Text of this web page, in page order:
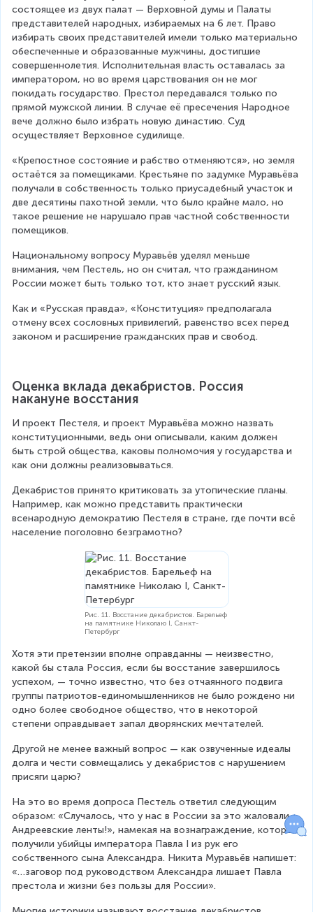
состоящее из двух палат — Верховной думы и Палаты
представителей народных, избираемых на 6 лет. Право
избирать своих представителей имели только материально
обеспеченные и образованные мужчины, достигшие
совершеннолетия. Исполнительная власть оставалась за
императором, но во время царствования он не мог
покидать государство. Престол передавался только по
прямой мужской линии. В случае её пресечения Народное
вече должно было избрать новую династию. Суд
осуществляет Верховное судилище.
«Крепостное состояние и рабство отменяются», но земля
остаётся за помещиками. Крестьяне по задумке Муравьёва
получали в собственность только приусадебный участок и
две десятины пахотной земли, что было крайне мало, но
такое решение не нарушало прав частной собственности
помещиков.
Национальному вопросу Муравьёв уделял меньше
внимания, чем Пестель, но он считал, что гражданином
России может быть только тот, кто знает русский язык.
Как и «Русская правда», «Конституция» предполагала
отмену всех сословных привилегий, равенство всех перед
законом и расширение гражданских прав и свобод.
Оценка вклада декабристов. Россия
накануне восстания
И проект Пестеля, и проект Муравьёва можно назвать
конституционными, ведь они описывали, каким должен
быть строй общества, каковы полномочия у государства и
как они должны реализовываться.
Декабристов принято критиковать за утопические планы.
Например, как можно представить практически
всенародную демократию Пестеля в стране, где почти всё
население поголовно безграмотно?
Рис. 11. Восстание декабристов. Барельеф
на памятнике Николаю I, Санкт-
Петербург
Хотя эти претензии вполне оправданны — неизвестно,
какой бы стала Россия, если бы восстание завершилось
успехом, — точно известно, что без отчаянного подвига
группы патриотов-единомышленников не было рождено ни
одно более свободное общество, что в некоторой
степени оправдывает запал дворянских мечтателей.
Другой не менее важный вопрос — как озвученные идеалы
долга и чести совмещались у декабристов с нарушением
присяги царю?
На это во время допроса Пестель ответил следующим
образом: «Случалось, что у нас в России за это жаловали
Андреевские ленты!», намекая на вознаграждение, которое
получили убийцы императора Павла I из рук его
собственного сына Александра. Никита Муравьёв напишет:
«…заговор под руководством Александра лишает Павла
престола и жизни без пользы для России».